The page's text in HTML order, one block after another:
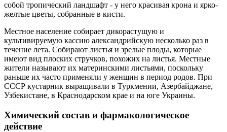
собой тропический ландшафт - у него красивая крона и ярко-
желтые цветы, собранные в кисти.
Местное население собирает дикорастущую и
культивируемую кассию александрийскую несколько раз в
течение лета. Собирают листья и зрелые плоды, которые
имеют вид плоских стручков, похожих на листья. Местные
жители называют их материнскими листьями, поскольку
раньше их часто применяли у женщин в период родов. При
СССР кустарник выращивали в Туркмении, Азербайджане,
Узбекистане, в Краснодарском крае и на юге Украины.
Химический состав и фармакологическое
действие